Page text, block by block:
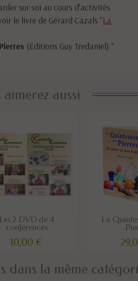
sur soi au cours d’activités
le livre de Gérard Cazals "La
(Éditions Guy Tredaniel) "
aimerez aussi
Les 2 DVD de 4
conférences
10,00 €
La
dans la même